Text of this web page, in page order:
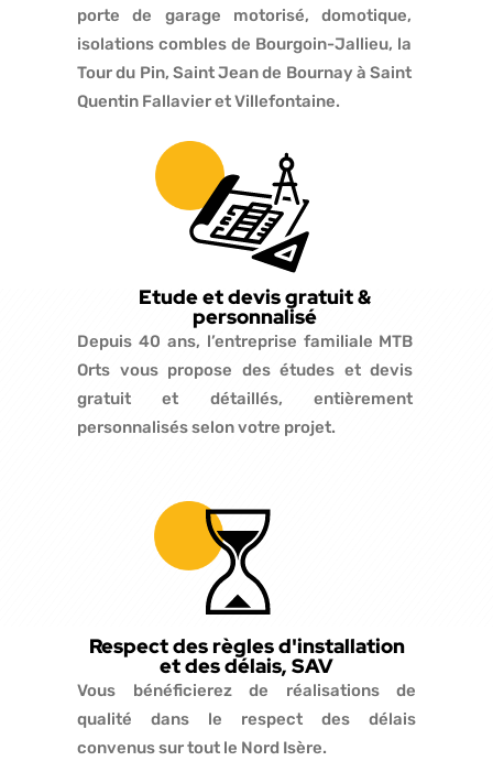
porte de garage motorisé, domotique,
isolations combles de Bourgoin-Jallieu, la
Tour du Pin, Saint Jean de Bournay à Saint
Quentin Fallavier et Villefontaine.
Etude et devis gratuit &
personnalisé
Depuis 40 ans, l’entreprise familiale MTB
Orts vous propose des études et devis
gratuit et détaillés, entièrement
personnalisés selon votre projet.
Respect des règles d'installation
et des délais, SAV
Vous bénéficierez de réalisations de
qualité dans le respect des délais
convenus sur tout le Nord Isère.